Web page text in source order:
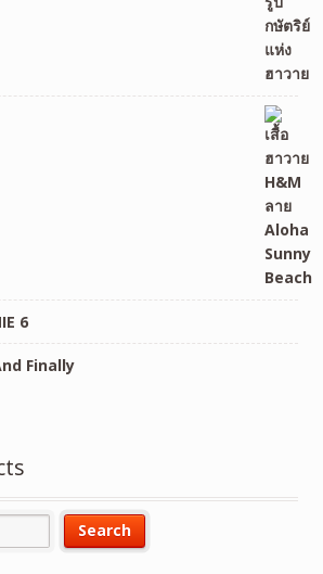
6
Finally